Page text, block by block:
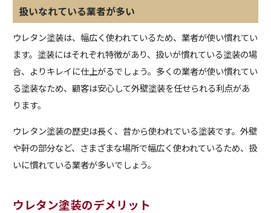
扱いなれている業者が多い
ウレタン塗装は、幅広く使われているため、業者が使い慣れてい
ます。塗装にはそれぞれ特徴があり、扱いが慣れている塗装の場
合、よりキレイに仕上がるでしょう。多くの業者が使い慣れてい
る塗装なため、顧客は安心して外壁塗装を任せられる利点があ
ります。
ウレタン塗装の歴史は長く、昔から使われている塗装です。外壁
や軒の部分など、さまざまな場所で幅広く使われているため、扱
いに慣れている業者が多いでしょう。
ウレタン塗装のデメリット